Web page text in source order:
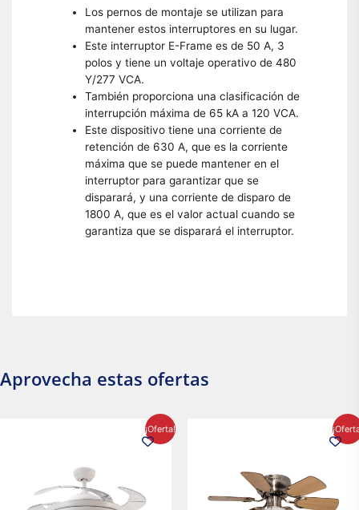
Los pernos de montaje se utilizan para
mantener estos interruptores en su lugar.
Este interruptor E-Frame es de 50 A, 3
polos y tiene un voltaje operativo de 480
Y/277 VCA.
También proporciona una clasificación de
interrupción máxima de 65 kA a 120 VCA.
Este dispositivo tiene una corriente de
retención de 630 A, que es la corriente
máxima que se puede mantener en el
interruptor para garantizar que se
disparará, y una corriente de disparo de
1800 A, que es el valor actual cuando se
garantiza que se disparará el interruptor.
Aprovecha estas ofertas
¡Oferta!
$2,986.97.
precio
actual
$1,450.23.
precio
actual